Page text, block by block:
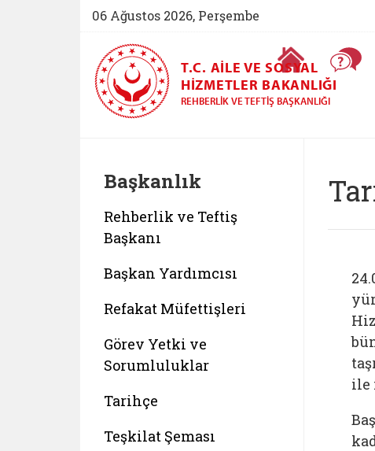
06 Ağustos 2026, Perşembe
Ana Sayfa
T.C. AILE VE SOSYAL
HIZMETLER BAKANLIĞI
REHBERLIK VE TEFTIŞ BAŞKANLIĞI
Başkanlık
Rehberlik ve Teftiş
Başkanı
Başkan Yardımcısı
Refakat Müfettişleri
Görev Yetki ve
Sorumluluklar
Tarihçe
Teşkilat Şeması
ile